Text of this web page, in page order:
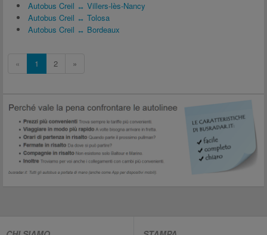
Autobus Creil ↔ Villers-lès-Nancy
Autobus Creil ↔ Tolosa
Autobus Creil ↔ Bordeaux
« 1 2 »